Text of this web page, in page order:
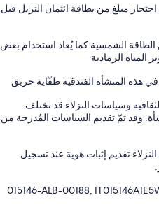
مبلغ من بطاقة ائتمان النزيل قبل
الشمسية كما يُعاد استخدام بعض
المياه الرمادية
هذه المنشأة الفندقية طفّاية حريق
وسياسات النزلاء قد تختلف
وقد تمّ تقديم السياسات المُدرجة من
تقديم إثبات هوية عند تسجيل